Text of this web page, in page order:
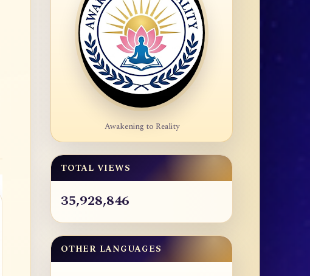
Awakening to Reality
TOTAL VIEWS
35,928,846
OTHER LANGUAGES